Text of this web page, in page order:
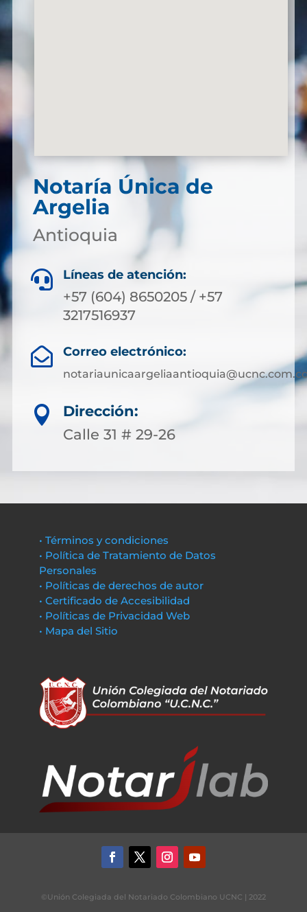
Notaría Única de
Argelia
Antioquia
 Líneas de atención:
+57 (604) 8650205 / +57
3217516937
 Correo electrónico:

Dirección:
Calle 31 # 29-26
• Términos y condiciones
• Política de Tratamiento de Datos
Personales
• Políticas de derechos de autor
• Certificado de Accesibilidad
• Políticas de Privacidad Web
• Mapa del Sitio
©Unión Colegiada del Notariado Colombiano UCNC | 2022